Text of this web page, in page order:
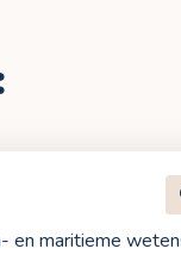
en maritieme